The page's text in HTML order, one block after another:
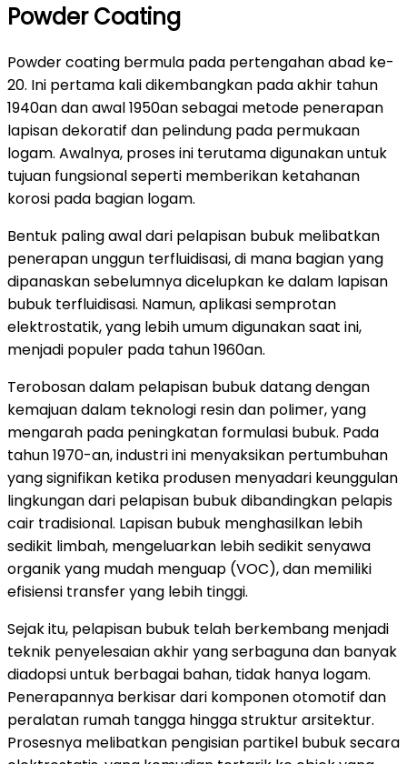
Powder Coating
Powder coating bermula pada pertengahan abad ke-
20. Ini pertama kali dikembangkan pada akhir tahun
1940an dan awal 1950an sebagai metode penerapan
lapisan dekoratif dan pelindung pada permukaan
logam. Awalnya, proses ini terutama digunakan untuk
tujuan fungsional seperti memberikan ketahanan
korosi pada bagian logam.
Bentuk paling awal dari pelapisan bubuk melibatkan
penerapan unggun terfluidisasi, di mana bagian yang
dipanaskan sebelumnya dicelupkan ke dalam lapisan
bubuk terfluidisasi. Namun, aplikasi semprotan
elektrostatik, yang lebih umum digunakan saat ini,
menjadi populer pada tahun 1960an.
Terobosan dalam pelapisan bubuk datang dengan
kemajuan dalam teknologi resin dan polimer, yang
mengarah pada peningkatan formulasi bubuk. Pada
tahun 1970-an, industri ini menyaksikan pertumbuhan
yang signifikan ketika produsen menyadari keunggulan
lingkungan dari pelapisan bubuk dibandingkan pelapis
cair tradisional. Lapisan bubuk menghasilkan lebih
sedikit limbah, mengeluarkan lebih sedikit senyawa
organik yang mudah menguap (VOC), dan memiliki
efisiensi transfer yang lebih tinggi.
Sejak itu, pelapisan bubuk telah berkembang menjadi
teknik penyelesaian akhir yang serbaguna dan banyak
diadopsi untuk berbagai bahan, tidak hanya logam.
Penerapannya berkisar dari komponen otomotif dan
peralatan rumah tangga hingga struktur arsitektur.
Prosesnya melibatkan pengisian partikel bubuk secara